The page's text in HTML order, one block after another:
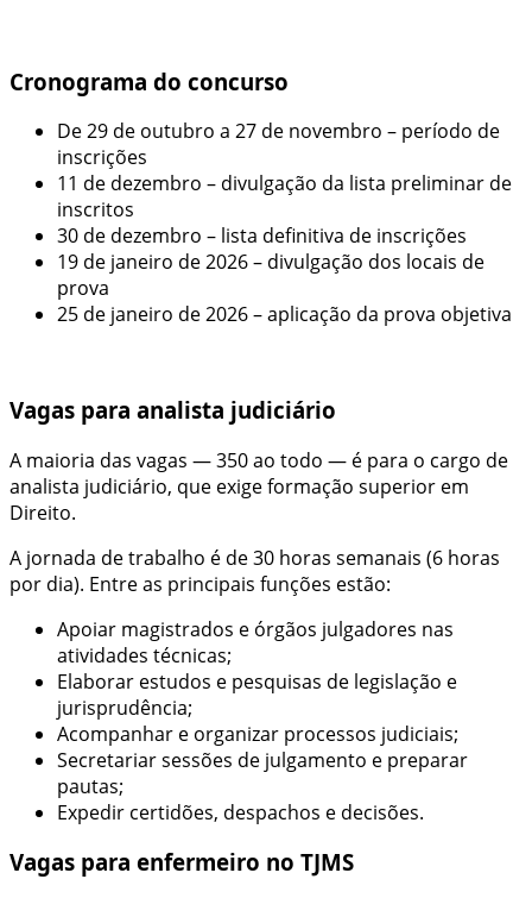
Cronograma do concurso
De 29 de outubro a 27 de novembro – período de
inscrições
11 de dezembro – divulgação da lista preliminar de
inscritos
30 de dezembro – lista definitiva de inscrições
19 de janeiro de 2026 – divulgação dos locais de
prova
25 de janeiro de 2026 – aplicação da prova objetiva
Vagas para analista judiciário
A maioria das vagas — 350 ao todo — é para o cargo de
analista judiciário, que exige formação superior em
Direito.
A jornada de trabalho é de 30 horas semanais (6 horas
por dia). Entre as principais funções estão:
Apoiar magistrados e órgãos julgadores nas
atividades técnicas;
Elaborar estudos e pesquisas de legislação e
jurisprudência;
Acompanhar e organizar processos judiciais;
Secretariar sessões de julgamento e preparar
pautas;
Expedir certidões, despachos e decisões.
Vagas para enfermeiro no TJMS